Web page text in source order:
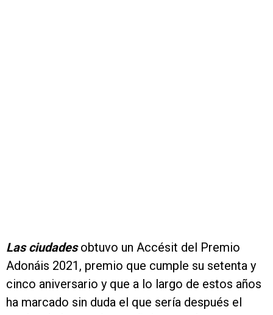
Las ciudadesobtuvo un Accésit del Premio
Adonáis 2021, premio que cumple su setenta y
cinco aniversario y que a lo largo de estos años
ha marcado sin duda el que sería después el